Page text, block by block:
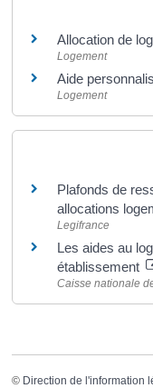
Allocation de
Logement
Aide
Logement
Plafonds de
allocations
Legifrance
Les aides au
établissement
Caisse nationale
© Direction de l'information